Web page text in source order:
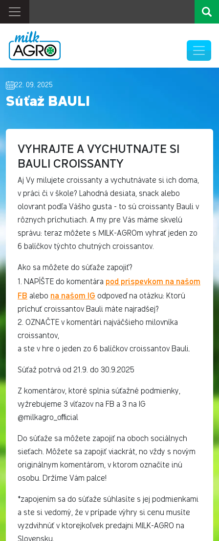
22. 09. 2025
Súťaž BAULI
VYHRAJTE A VYCHUTNAJTE SI
BAULI CROISSANTY
Aj Vy milujete croissanty a vychutnávate si ich doma,
v práci či v škole? Lahodná desiata, snack alebo
olovrant podľa Vášho gusta - to sú croissanty Bauli v
rôznych príchutiach. A my pre Vás máme skvelú
správu: teraz môžete s MILK-AGROm vyhrať jeden zo
6 balíčkov týchto chutných croissantov.
Ako sa môžete do súťaže zapojiť?
1. NAPÍŠTE do komentára pod príspevkom na našom
FB alebo na našom IG odpoveď na otázku: Ktorú
príchuť croissantov Bauli máte najradšej?
2. OZNAČTE v komentári najväčšieho milovníka
croissantov,
a ste v hre o jeden zo 6 balíčkov croissantov Bauli.
Súťaž potrvá od 21.9. do 30.9.2025
Z komentárov, ktoré splnia súťažné podmienky,
vyžrebujeme 3 víťazov na FB a 3 na IG
@milkagro_official
Do súťaže sa môžete zapojiť na oboch sociálnych
sieťach. Môžete sa zapojiť viackrát, no vždy s novým
originálnym komentárom, v ktorom označíte inú
osobu. Držíme Vám palce!
*zapojením sa do súťaže súhlasíte s jej podmienkami
a ste si vedomý, že v prípade výhry si cenu musíte
vyzdvihnúť v ktorejkoľvek predajni MILK-AGRO na
Slovensku.